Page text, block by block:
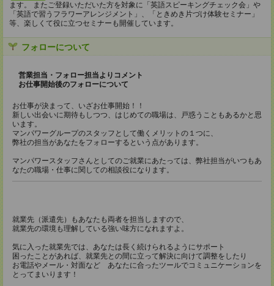
ます。 またご登録いただいた方を対象に「英語スピーキングチェック会」や
「英語で習うフラワーアレンジメント」、「ときめき片づけ体験セミナー」
等、楽しくて役に立つセミナーも開催しています。
フォローについて
営業担当・フォロー担当よりコメント
お仕事開始後のフォローについて
お仕事が決まって、いざお仕事開始！！
新しい出会いに期待もしつつ、はじめての職場は、戸惑うこともあるかと思
います。
マンパワーグループのスタッフとして働くメリットの１つに、
弊社の担当があなたをフォローするという点があります。
マンパワースタッフさんとしてのご就業にあたっては、弊社担当がいつもあ
なたの職場・仕事に関しての相談役になります。
就業先（派遣先）もあなたも両者を担当しますので、
就業先の環境も理解している強い味方になれますよ。
気に入った就業先では、あなたは長く続けられるようにサポート
困ったことがあれば、就業先との間に立って解決に向けて調整をしたり
お電話やメール・対面など あなたに合ったツールでコミュニケーションを
とってまいります！